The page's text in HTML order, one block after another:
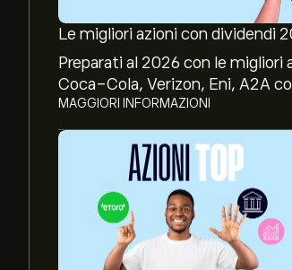
Le migliori azioni con dividendi
Preparati al 2026 con le migliori
Coca-Cola, Verizon, Eni, A2A
MAGGIORI INFORMAZIONI